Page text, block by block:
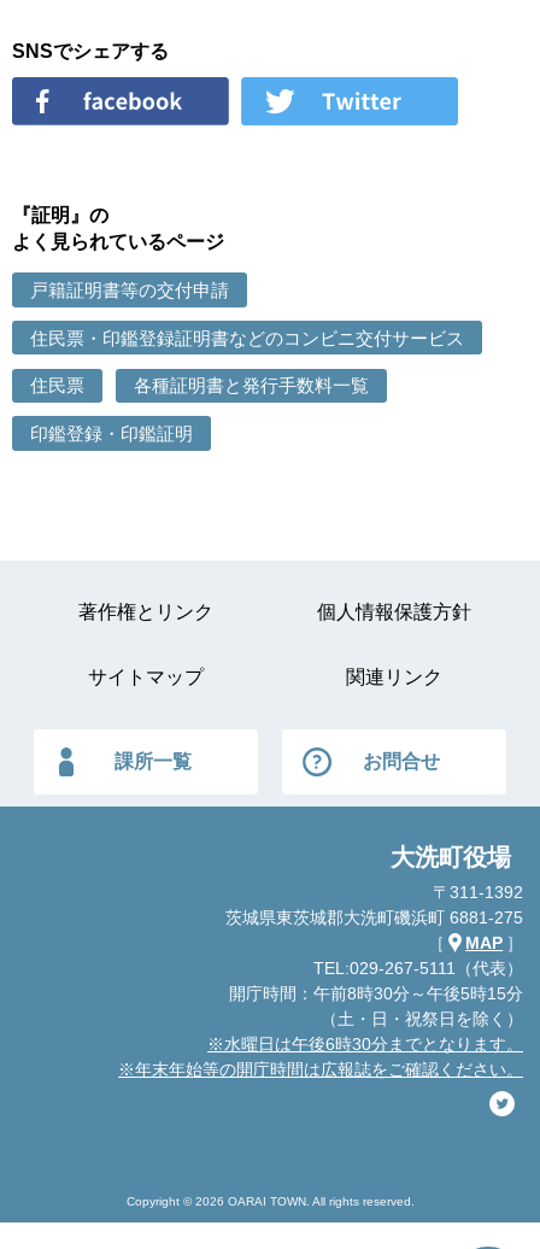
SNSでシェアする
『証明』の
よく見られているページ
戸籍証明書等の交付申請
住民票・印鑑登録証明書などのコンビニ交付サービス
住民票 各種証明書と発行手数料一覧
印鑑登録・印鑑証明
著作権とリンク 個人情報保護方針
サイトマップ 関連リンク
課所一覧 お問合せ
大洗町役場
〒311-1392
茨城県東茨城郡大洗町磯浜町 6881-275
［
MAP ］
TEL:029-267-5111（代表）
開庁時間：午前8時30分～午後5時15分
（土・日・祝祭日を除く）
※水曜日は午後6時30分までとなります。
※年末年始等の開庁時間は広報誌をご確認ください。
Copyright © 2026 OARAI TOWN. All rights reserved.